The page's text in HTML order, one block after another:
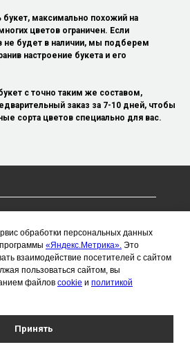
максимально похожий на
цветов ограничен. Если
не будет в наличии, мы подберем
настроение букета и его
с точно таким же составом,
заказ за 7-10 дней, чтобы
сорта цветов специально для вас.
с 8:00 до 22:00
обработки персональных данных
«Яндекс.Метрика». Это
взаимодействие посетителей с сайтом
пользоваться сайтом, вы
файлов cookie и политикой
Принять